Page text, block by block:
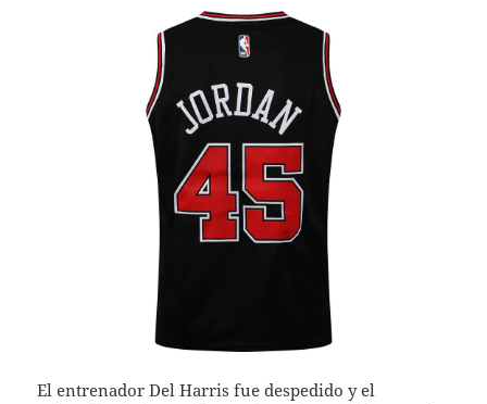
El entrenador Del Harris fue despedido y el